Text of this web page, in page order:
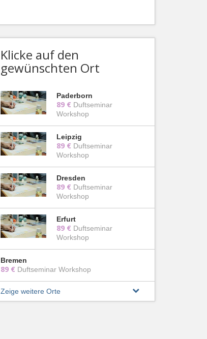
Klicke auf den
gewünschten Ort
Paderborn
89 € Duftseminar
Workshop
Leipzig
89 € Duftseminar
Workshop
Dresden
89 € Duftseminar
Workshop
Erfurt
89 € Duftseminar
Workshop
Bremen
89 € Duftseminar Workshop
Zeige weitere Orte